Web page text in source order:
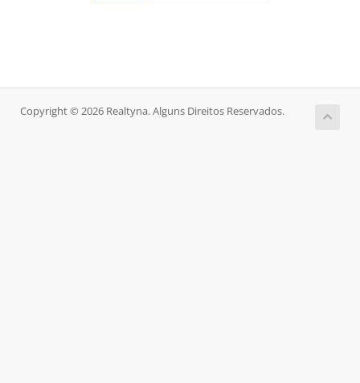
Copyright © 2026 Realtyna. Alguns Direitos Reservados.